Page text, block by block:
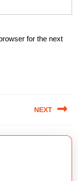
for the next
NEXT